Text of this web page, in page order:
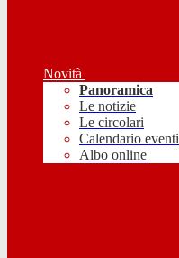
Novità
Panoramica
Le notizie
Le circolari
Calendario eventi
Albo online